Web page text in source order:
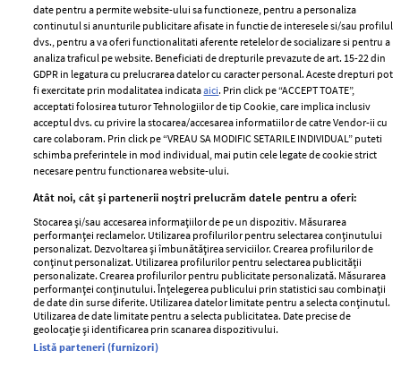
ELLE Style Awards
2024
Despre ELLE
Romania
Contact
Abonamente
Termeni si conditii
Politica de
confidențialitate
Politica de cookies
Publicitate
GSP
Unica
Baby
Retete
femei
Viva
Avantaje
Retete practice
Pariază responsabil! Decizia ONJN nr. 821/25.09.2025.
Jocurile de noroc sunt interzise minorilor.
date pentru a permite website-ului sa functioneze, pentru a personaliza
continutul si anunturile publicitare afisate in functie de interesele si/sau profilul
dvs., pentru a va oferi functionalitati aferente retelelor de socializare si pentru a
analiza traficul pe website. Beneficiati de drepturile prevazute de art. 15-22 din
GDPR in legatura cu prelucrarea datelor cu caracter personal. Aceste drepturi pot
fi exercitate prin modalitatea indicataaici. Prin click pe “ACCEPT TOATE”,
acceptati folosirea tuturor Tehnologiilor de tip Cookie, care implica inclusiv
acceptul dvs. cu privire la stocarea/accesarea informatiilor de catre Vendor-ii cu
care colaboram. Prin click pe “VREAU SA MODIFIC SETARILE INDIVIDUAL” puteti
schimba preferintele in mod individual, mai putin cele legate de cookie strict
necesare pentru functionarea website-ului.
Atât noi, cât și partenerii noștri prelucrăm datele pentru a oferi:
Stocarea și/sau accesarea informațiilor de pe un dispozitiv. Măsurarea
performanței reclamelor. Utilizarea profilurilor pentru selectarea conținutului
personalizat. Dezvoltarea și îmbunătățirea serviciilor. Crearea profilurilor de
conținut personalizat. Utilizarea profilurilor pentru selectarea publicității
personalizate. Crearea profilurilor pentru publicitate personalizată. Măsurarea
performanței conținutului. Înțelegerea publicului prin statistici sau combinații
de date din surse diferite. Utilizarea datelor limitate pentru a selecta conținutul.
Utilizarea de date limitate pentru a selecta publicitatea. Date precise de
geolocație și identificarea prin scanarea dispozitivului.
Listă parteneri (furnizori)